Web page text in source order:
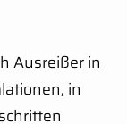
Ausreißer in
in